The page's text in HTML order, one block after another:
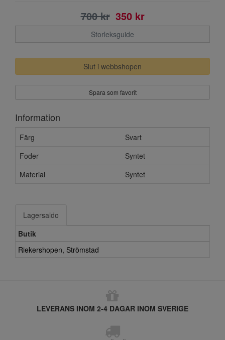
700 kr 350 kr
Storleksguide
Slut i webbshopen
Spara som favorit
Information
Färg
Svart
Foder
Syntet
Material
Syntet
Lagersaldo
Butik
Riekershopen, Strömstad
LEVERANS INOM 2-4 DAGAR INOM SVERIGE